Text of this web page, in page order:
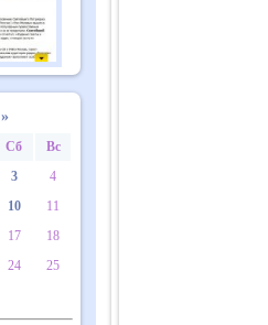
»
Сб
Вс
3
4
10
11
17
18
24
25